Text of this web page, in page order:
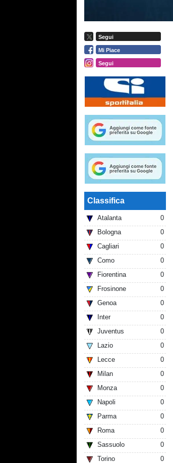
Segui
Mi Piace
Segui
Classifica
Atalanta
0
Bologna
0
Cagliari
0
Como
0
Fiorentina
0
Frosinone
0
Genoa
0
Inter
0
Juventus
0
Lazio
0
Lecce
0
Milan
0
Monza
0
Napoli
0
Parma
0
Roma
0
Sassuolo
0
Torino
0